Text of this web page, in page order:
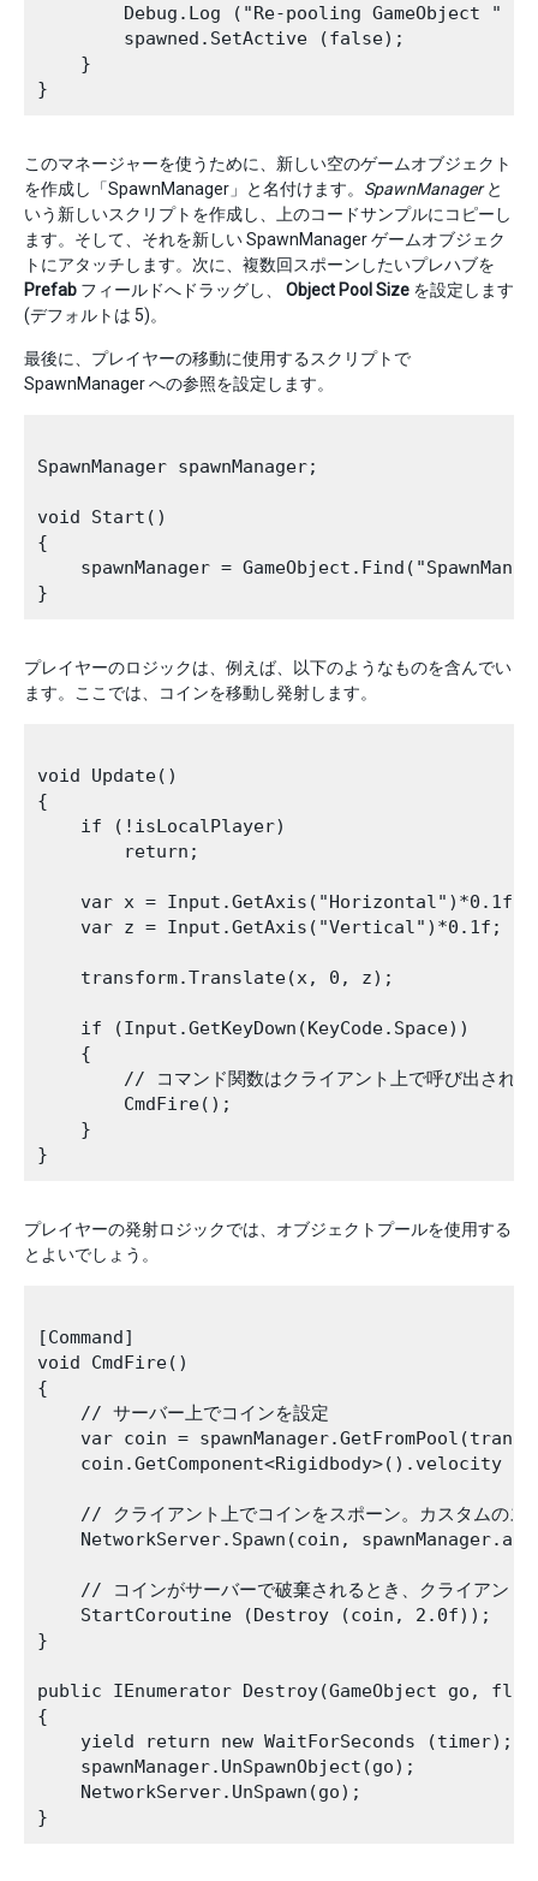
Debug.Log ("Re-pooling GameObject " +
        spawned.SetActive (false);
    }
このマネージャーを使うために、新しい空のゲームオブジェクト
を作成し「SpawnManager」と名付けます。 SpawnManagerと
いう新しいスクリプトを作成し、上のコードサンプルにコピーし
ます。そして、それを新しい SpawnManager ゲームオブジェク
トにアタッチします。次に、複数回スポーンしたいプレハブを
Prefab フィールドへドラッグし、 Object Pool Size を設定します
(デフォルトは 5)。
最後に、プレイヤーの移動に使用するスクリプトで
SpawnManager への参照を設定します。
SpawnManager spawnManager;
void Start()
{
spawnManager =
プレイヤーのロジックは、例えば、以下のようなものを含んでい
ます。ここでは、コインを移動し発射します。
void Update()
{
    if (!isLocalPlayer)
        return;
    var x = Input.GetAxis("Horizontal")*0.1f;
    var z = Input.GetAxis("Vertical")*0.1f;
    transform.Translate(x, 0, z);
    if (Input.GetKeyDown(KeyCode.Space))
    {
// コマンド関数はクライアント上で呼び出されま
        CmdFire();
    }
プレイヤーの発射ロジックでは、オブジェクトプールを使用する
とよいでしょう。
[Command]
void CmdFire()
{
    // サーバー上でコインを設定
var coin =
coin.GetComponent<Rigidbody>().velocity =
// クライアント上でコインをスポーン。カスタムのス
NetworkServer.Spawn(coin,
// コインがサーバーで破棄されるとき、クライアント
    StartCoroutine (Destroy (coin, 2.0f));
}
public IEnumerator Destroy(GameObject go,
{
    yield return new WaitForSeconds (timer);
    spawnManager.UnSpawnObject(go);
    NetworkServer.UnSpawn(go);